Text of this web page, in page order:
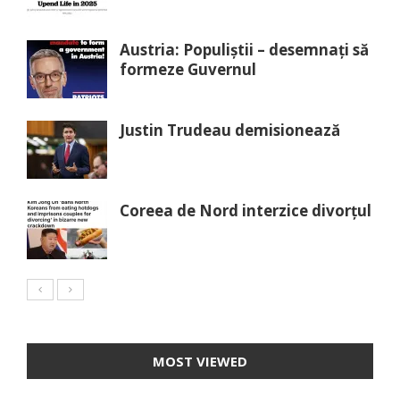
Austria: Populiștii – desemnați să
formeze Guvernul
Justin Trudeau demisionează
Coreea de Nord interzice divorțul
MOST VIEWED